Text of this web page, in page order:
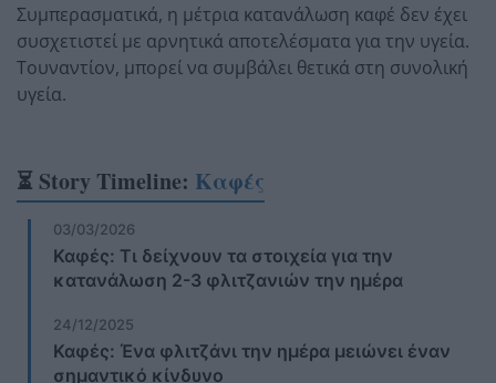
Συμπερασματικά, η μέτρια κατανάλωση καφέ δεν έχει
συσχετιστεί με αρνητικά αποτελέσματα για την υγεία.
Τουναντίον, μπορεί να συμβάλει θετικά στη συνολική
υγεία.
⏳ Story Timeline: Καφές
03/03/2026
Καφές: Τι δείχνουν τα στοιχεία για την
κατανάλωση 2-3 φλιτζανιών την ημέρα
24/12/2025
Καφές: Ένα φλιτζάνι την ημέρα μειώνει έναν
σημαντικό κίνδυνο